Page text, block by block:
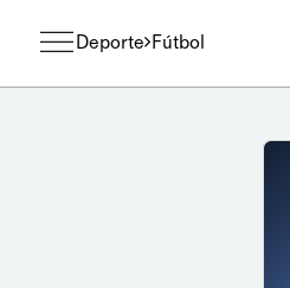
Deporte Fútbol